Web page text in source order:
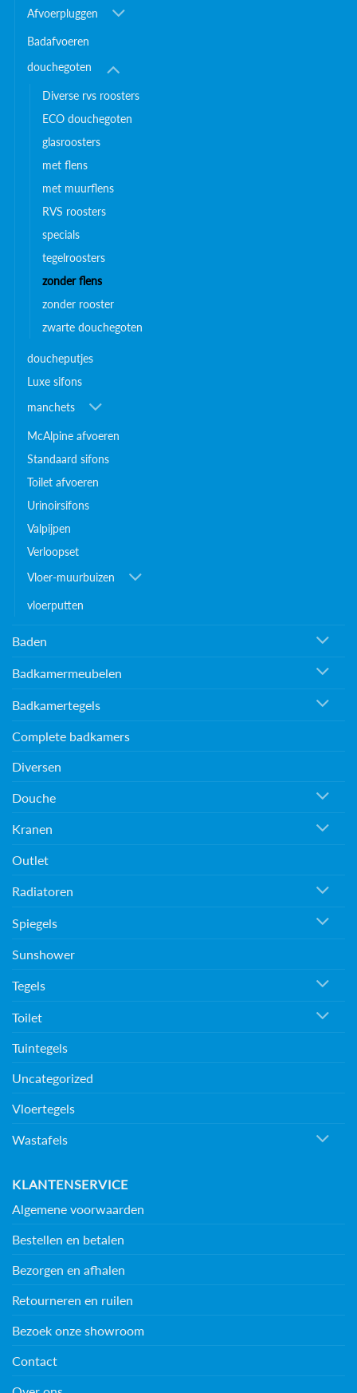
Afvoerpluggen
Badafvoeren
douchegoten
Diverse rvs roosters
ECO douchegoten
glasroosters
met flens
met muurflens
RVS roosters
specials
tegelroosters
zonder flens
zonder rooster
zwarte douchegoten
doucheputjes
Luxe sifons
manchets
McAlpine afvoeren
Standaard sifons
Toilet afvoeren
Urinoirsifons
Valpijpen
Verloopset
Vloer-muurbuizen
vloerputten
Baden
Badkamermeubelen
Badkamertegels
Complete badkamers
Diversen
Douche
Kranen
Outlet
Radiatoren
Spiegels
Sunshower
Tegels
Toilet
Tuintegels
Uncategorized
Vloertegels
Wastafels
KLANTENSERVICE
Algemene voorwaarden
Bestellen en betalen
Bezorgen en afhalen
Retourneren en ruilen
Bezoek onze showroom
Contact